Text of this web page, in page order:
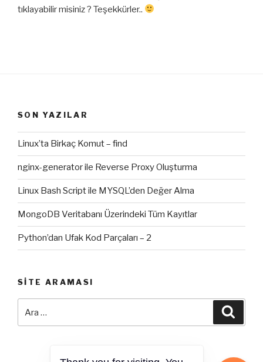
tıklayabilir misiniz ? Teşekkürler..
SON YAZILAR
Linux’ta Birkaç Komut – find
nginx-generator ile Reverse Proxy Oluşturma
Linux Bash Script ile MYSQL’den Değer Alma
MongoDB Veritabanı Üzerindeki Tüm Kayıtlar
Python’dan Ufak Kod Parçaları – 2
SITE ARAMASI